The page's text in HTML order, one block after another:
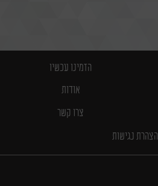
הזמינו עכשיו
אודות
צרו קשר
הצהרת נגישות